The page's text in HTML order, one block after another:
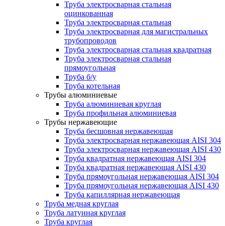
Труба электросварная стальная
оцинкованная
Труба электросварная стальная
Труба электросварная для магистральных
трубопроводов
Труба электросварная стальная квадратная
Труба электросварная стальная
прямоугольная
Труба б/у
Труба котельная
Трубы алюминиевые
Труба алюминиевая круглая
Труба профильная алюминиевая
Трубы нержавеющие
Труба бесшовная нержавеющая
Труба электросварная нержавеющая AISI 304
Труба электросварная нержавеющая AISI 430
Труба квадратная нержавеющая AISI 304
Труба квадратная нержавеющая AISI 430
Труба прямоугольная нержавеющая AISI 304
Труба прямоугольная нержавеющая AISI 430
Труба капиллярная нержавеющая
Труба медная круглая
Труба латунная круглая
Труба круглая